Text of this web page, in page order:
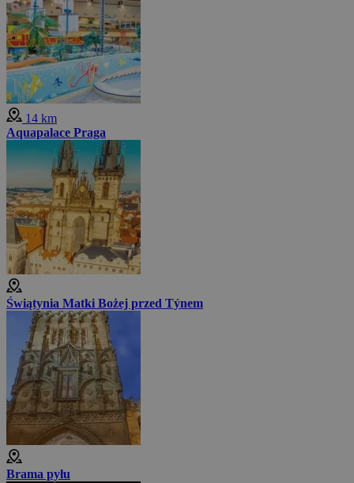
14 km
Aquapalace Praga
Świątynia Matki Bożej przed Týnem
Brama pyłu